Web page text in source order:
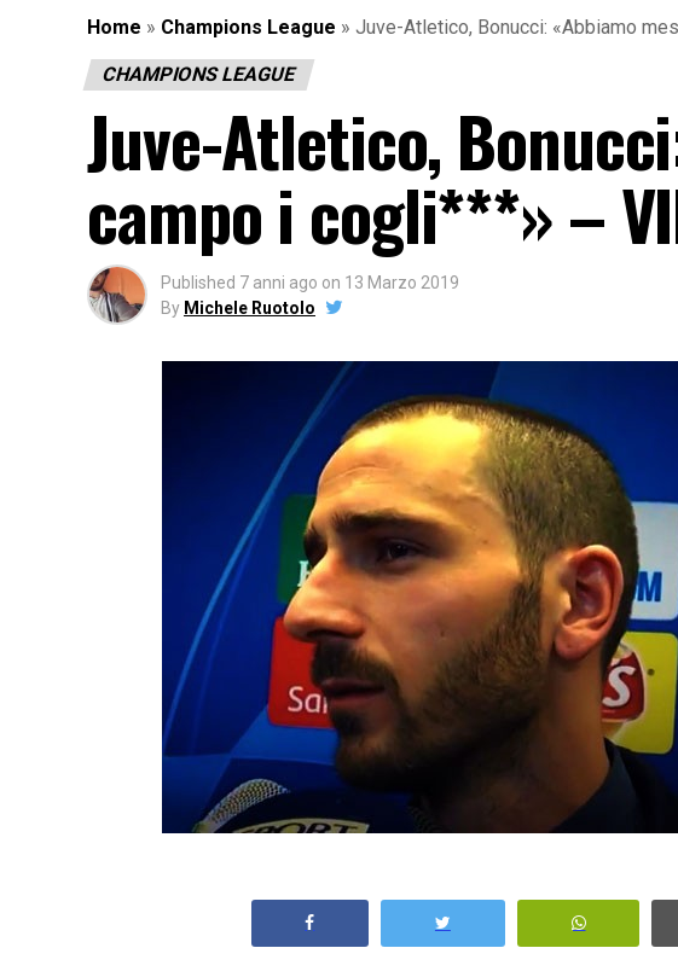
Home » Champions League » Juve-Atletico, Bonucci: «Abbiamo
CHAMPIONS LEAGUE
Juve-Atletico,
campo i cogli***» –
Published 7 anni ago on 13 Marzo 2019
By Michele Ruotolo